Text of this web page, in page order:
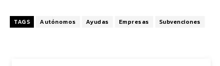
TAGS Autónomos Ayudas Empresas Subvenciones